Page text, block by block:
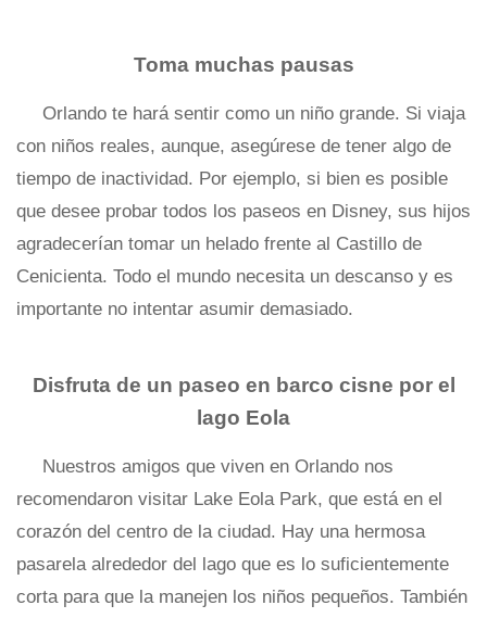
Toma muchas pausas
Orlando te hará sentir como un niño grande. Si viaja
con niños reales, aunque, asegúrese de tener algo de
tiempo de inactividad. Por ejemplo, si bien es posible
que desee probar todos los paseos en Disney, sus hijos
agradecerían tomar un helado frente al Castillo de
Cenicienta. Todo el mundo necesita un descanso y es
importante no intentar asumir demasiado.
Disfruta de un paseo en barco cisne por el
lago Eola
Nuestros amigos que viven en Orlando nos
recomendaron visitar Lake Eola Park, que está en el
corazón del centro de la ciudad. Hay una hermosa
pasarela alrededor del lago que es lo suficientemente
corta para que la manejen los niños pequeños. También